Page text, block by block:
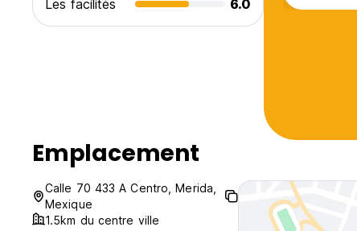
Les facilités
6.0
Emplacement
Calle 70 433 A Centro, Merida,
Mexique
1.5km du centre ville